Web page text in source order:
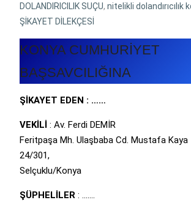
DOLANDIRICILIK SUÇU, nitelikli dolandırıcılık
ŞİKAYET DİLEKÇESİ
KONYA CUMHURİYET
BAŞSAVCILIĞINA
ŞİKAYET EDEN : ……
VEKİLİ : Av. Ferdi DEMİR
Feritpaşa Mh. Ulaşbaba Cd. Mustafa
24/301,
Selçuklu/Konya
ŞÜPHELİLER : …….